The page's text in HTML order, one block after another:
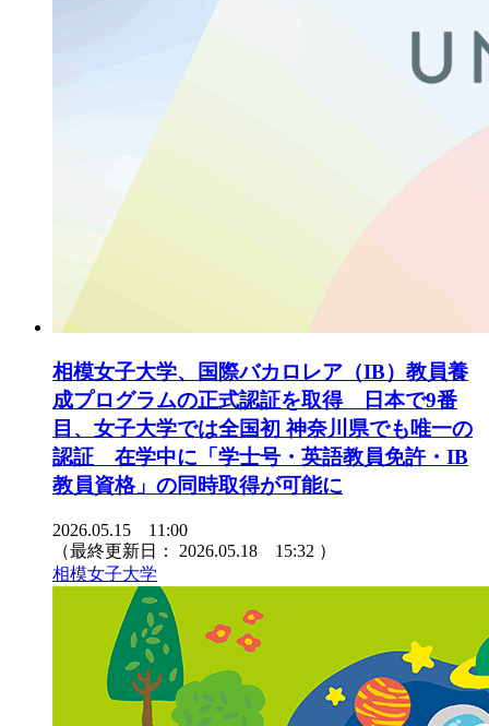
相模女子大学、国際バカロレア（IB）教員養
成プログラムの正式認証を取得 日本で9番
目、女子大学では全国初 神奈川県でも唯一の
認証 在学中に「学士号・英語教員免許・IB
教員資格」の同時取得が可能に
2026.05.15 11:00
（最終更新日： 2026.05.18 15:32 ）
相模女子大学